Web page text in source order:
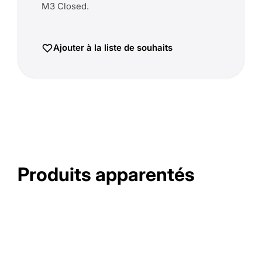
M3 Closed.
Ajouter à la liste de souhaits
Produits apparentés